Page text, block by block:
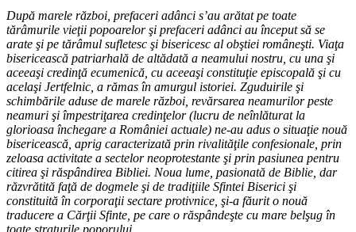
După marele război, prefaceri adânci s’au arătat pe toate
tărâmurile vieţii popoarelor şi prefaceri adânci au început să se
arate şi pe tărâmul sufletesc şi bisericesc al obştiei româneşti. Viaţa
bisericească patriarhală de altădată a neamului nostru, cu una şi
aceeaşi credinţă ecumenică, cu aceeaşi constituţie episcopală şi cu
acelaşi Jertfelnic, a rămas în amurgul istoriei. Zguduirile şi
schimbările aduse de marele război, revărsarea neamurilor peste
neamuri şi împestriţarea credinţelor (lucru de neînlăturat la
glorioasa închegare a României actuale) ne-au adus o situaţie nouă
bisericească, aprig caracterizată prin rivalităţile confesionale, prin
zeloasa activitate a sectelor neoprotestante şi prin pasiunea pentru
citirea şi răspândirea Bibliei. Noua lume, pasionată de Biblie, dar
răzvrătită faţă de dogmele şi de tradiţiile Sfintei Biserici şi
constituită în corporaţii sectare protivnice, şi-a făurit o nouă
traducere a Cărţii Sfinte, pe care o răspândeşte cu mare belşug în